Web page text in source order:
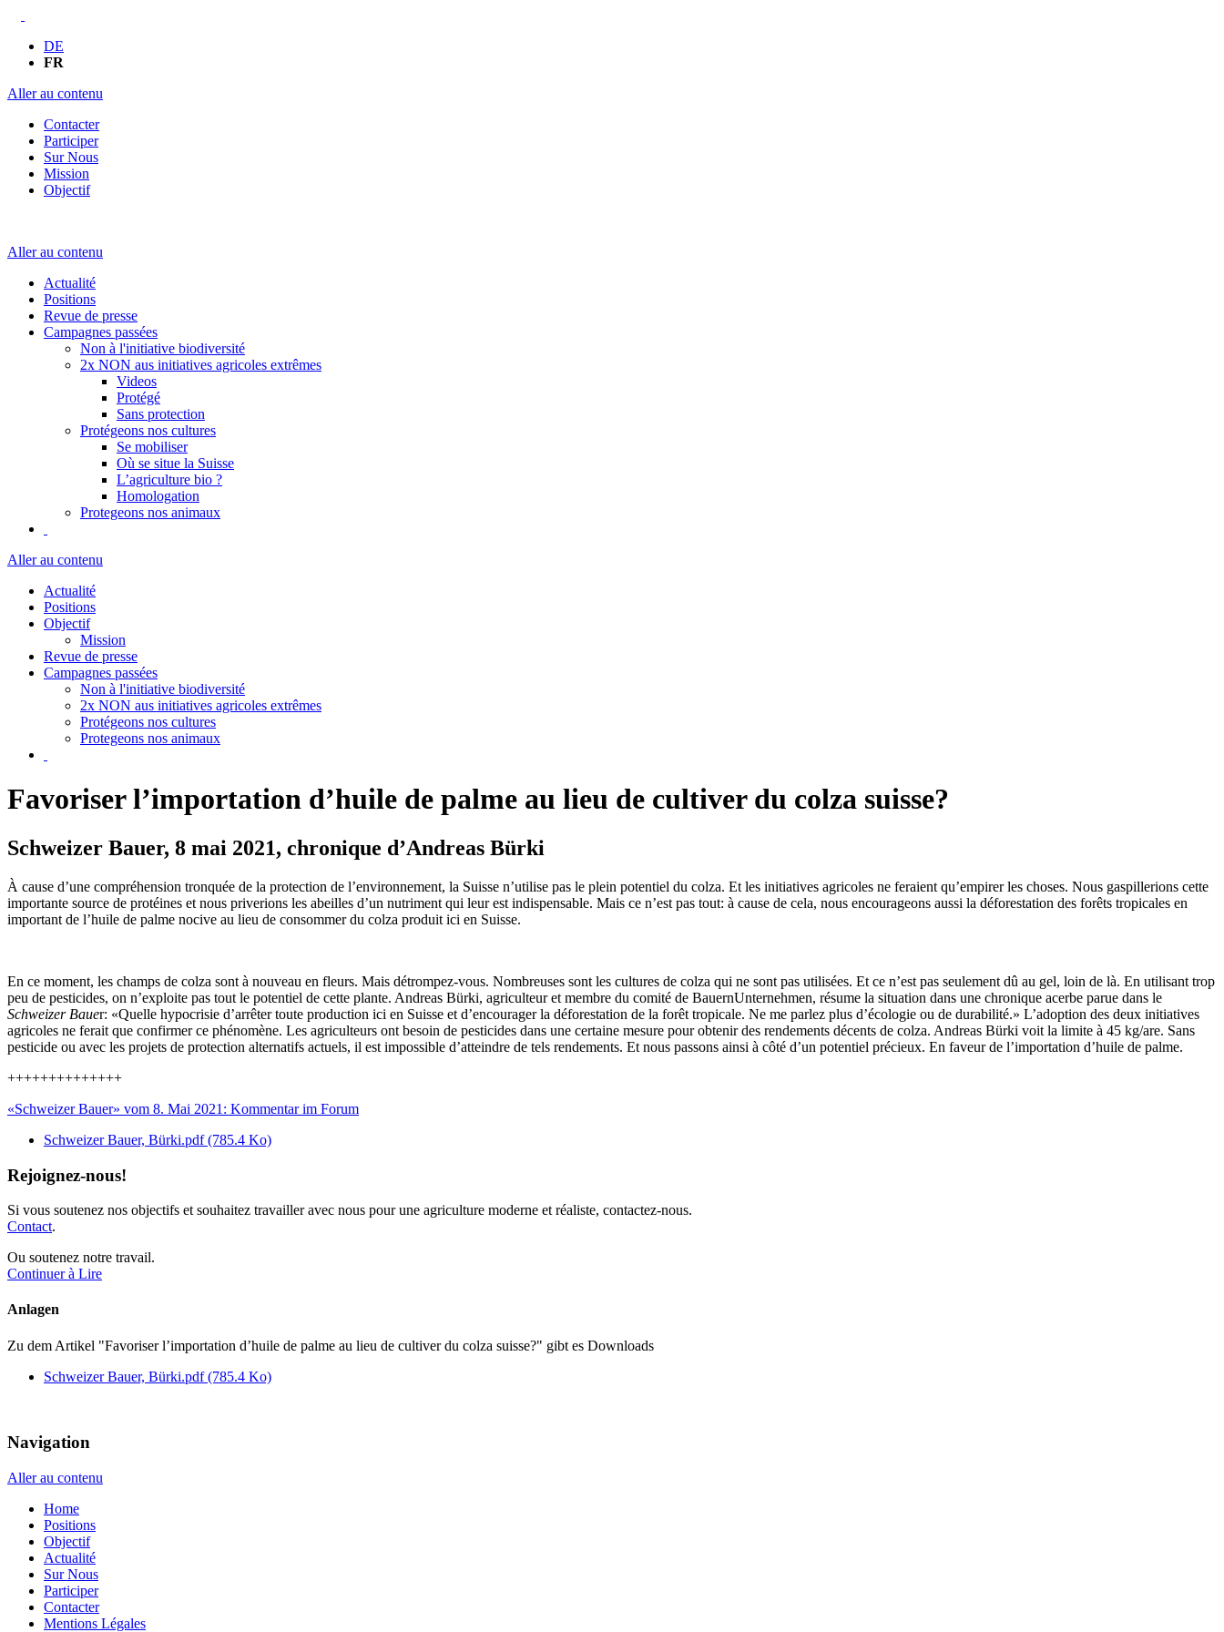
DE
FR
Aller au contenu
Contacter
Participer
Sur Nous
Mission
Objectif
Aller au contenu
Actualité
Positions
Revue de presse
Campagnes passées
Non à l'initiative biodiversité
2x NON aus initiatives agricoles extrêmes
Videos
Protégé
Sans protection
Protégeons nos cultures
Se mobiliser
Où se situe la Suisse
L’agriculture bio ?
Homologation
Protegeons nos animaux
Aller au contenu
Actualité
Positions
Objectif
Mission
Revue de presse
Campagnes passées
Non à l'initiative biodiversité
2x NON aus initiatives agricoles extrêmes
Protégeons nos cultures
Protegeons nos animaux
Favoriser l’importation d’huile de palme au lieu de cultiver du colza suisse?
Schweizer Bauer, 8 mai 2021, chronique d’Andreas Bürki
À cause d’une compréhension tronquée de la protection de l’environnement, la Suisse n’utilise pas le plein potentiel du colza. Et les initiatives agricoles ne feraient qu’empirer les choses. Nous gaspillerions cette
importante source de protéines et nous priverions les abeilles d’un nutriment qui leur est indispensable. Mais ce n’est pas tout: à cause de cela, nous encourageons aussi la déforestation des forêts tropicales en
important de l’huile de palme nocive au lieu de consommer du colza produit ici en Suisse.
En ce moment, les champs de colza sont à nouveau en fleurs. Mais détrompez-vous. Nombreuses sont les cultures de colza qui ne sont pas utilisées. Et ce n’est pas seulement dû au gel, loin de là. En utilisant trop
peu de pesticides, on n’exploite pas tout le potentiel de cette plante. Andreas Bürki, agriculteur et membre du comité de BauernUnternehmen, résume la situation dans une chronique acerbe parue dans le
Schweizer Bauer: «Quelle hypocrisie d’arrêter toute production ici en Suisse et d’encourager la déforestation de la forêt tropicale. Ne me parlez plus d’écologie ou de durabilité.» L’adoption des deux initiatives
agricoles ne ferait que confirmer ce phénomène. Les agriculteurs ont besoin de pesticides dans une certaine mesure pour obtenir des rendements décents de colza. Andreas Bürki voit la limite à 45 kg/are. Sans
pesticide ou avec les projets de protection alternatifs actuels, il est impossible d’atteindre de tels rendements. Et nous passons ainsi à côté d’un potentiel précieux. En faveur de l’importation d’huile de palme.
++++++++++++++
«Schweizer Bauer» vom 8. Mai 2021: Kommentar im Forum
Schweizer Bauer, Bürki.pdf(785.4 Ko)
Rejoignez-nous!
Si vous soutenez nos objectifs et souhaitez travailler avec nous pour une agriculture moderne et réaliste, contactez-nous.
Contact.
Ou soutenez notre travail.
Continuer à Lire
Anlagen
Zu dem Artikel "Favoriser l’importation d’huile de palme au lieu de cultiver du colza suisse?" gibt es Downloads
Schweizer Bauer, Bürki.pdf(785.4 Ko)
Navigation
Aller au contenu
Home
Positions
Objectif
Actualité
Sur Nous
Participer
Contacter
Mentions Légales